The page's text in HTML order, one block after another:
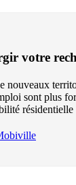
votre
nouveaux
sont plus
résidentielle